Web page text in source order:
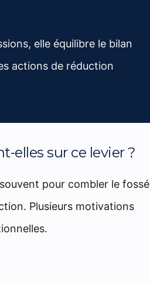
elle équilibre le bilan
actions de réduction
elles sur ce levier ?
pour combler le fossé
Plusieurs motivations